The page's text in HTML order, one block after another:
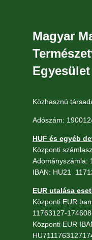
Magyar
Egyesület
Közhasznú
Adószám:
HUF és egyéb
Központi
Adományszámla:
IBAN: HU21
EUR utalása
Központi EUR
11763127-
Központi EUR